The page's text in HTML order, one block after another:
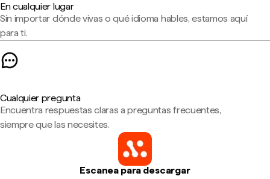
En cualquier lugar
Sin importar dónde vivas o qué idioma hables, estamos aquí
para ti.
Cualquier pregunta
Encuentra respuestas claras a preguntas frecuentes,
siempre que las necesites.
Escanea para descargar